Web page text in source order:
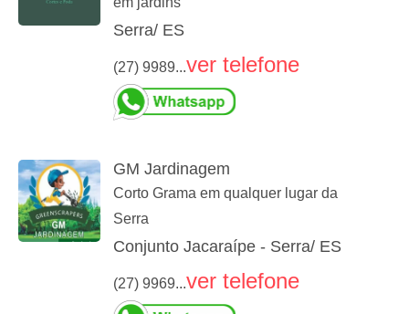
Serra/ ES
(27) 9989...ver telefone
GM Jardinagem
Corto Grama em qualquer lugar da
Serra
Conjunto Jacaraípe - Serra/ ES
(27) 9969...ver telefone